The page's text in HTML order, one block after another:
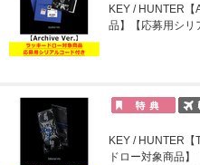
KEY / HUNTER【
品】【応募用シリ
KEY / HUNTER【
ドロー対象商品